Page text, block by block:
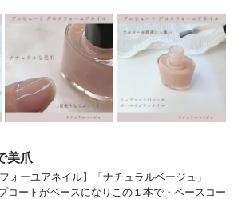
美爪
ォーユアネイル】「ナチュラルベージュ」
コートがベースになりこの１本で・ベースコー